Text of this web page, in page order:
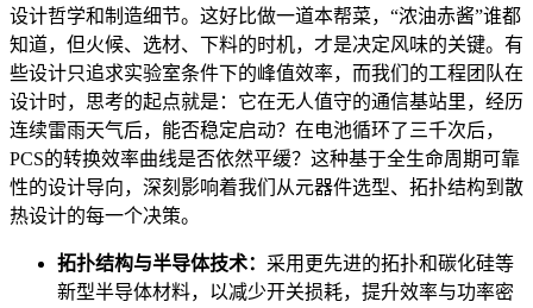
设计哲学和制造细节。这好比做一道本帮菜，“浓油赤酱”谁都
知道，但火候、选材、下料的时机，才是决定风味的关键。有
些设计只追求实验室条件下的峰值效率，而我们的工程团队在
设计时，思考的起点就是：它在无人值守的通信基站里，经历
连续雷雨天气后，能否稳定启动？在电池循环了三千次后，
PCS的转换效率曲线是否依然平缓？这种基于全生命周期可靠
性的设计导向，深刻影响着我们从元器件选型、拓扑结构到散
热设计的每一个决策。
拓扑结构与半导体技术： 采用更先进的拓扑和碳化硅等
新型半导体材料，以减少开关损耗，提升效率与功率密